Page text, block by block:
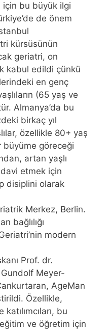
için bu büyük ilgi
de önem
kürsüsünün
geriatri, on
kabul edildi çünkü
en genç
(65 yaş ve
Almanya’da bu
birkaç yıl
özellikle 80+ yaş
büyüme göreceği
artan yaşlı
etmek için
disiplini olarak
Merkez, Berlin.
bağlılığı
modern
Prof. dr.
Meyer-
AgeMan
Özellikle,
bu
ve öğretim için